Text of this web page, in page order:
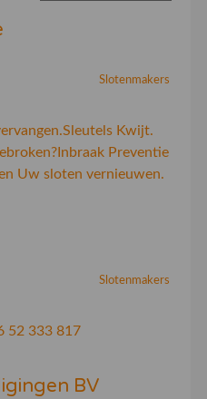
Slotenmakers
Kwijt.
Preventie
Uw sloten vernieuwen.
Slotenmakers
52 333 817
BV